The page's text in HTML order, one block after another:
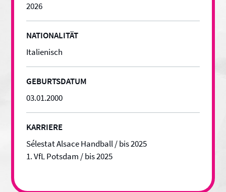
2026
NATIONALITÄT
Italienisch
GEBURTSDATUM
03.01.2000
KARRIERE
Sélestat Alsace Handball / bis 2025
1. VfL Potsdam / bis 2025